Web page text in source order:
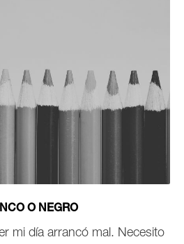
O NEGRO
mi día arrancó mal. Necesito